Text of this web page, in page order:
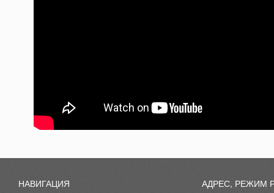
НАВИГАЦИЯ
АДРЕС, РЕЖИМ